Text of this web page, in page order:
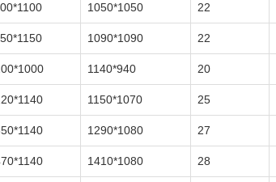
1050*1050 22
1090*1090 22
1140*940 20
1150*1070 25
1290*1080 27
1410*1080 28